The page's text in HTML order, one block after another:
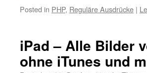
Posted in PHP, Reguläre Ausdrücke |
iPad – Alle Bilder
ohne iTunes und